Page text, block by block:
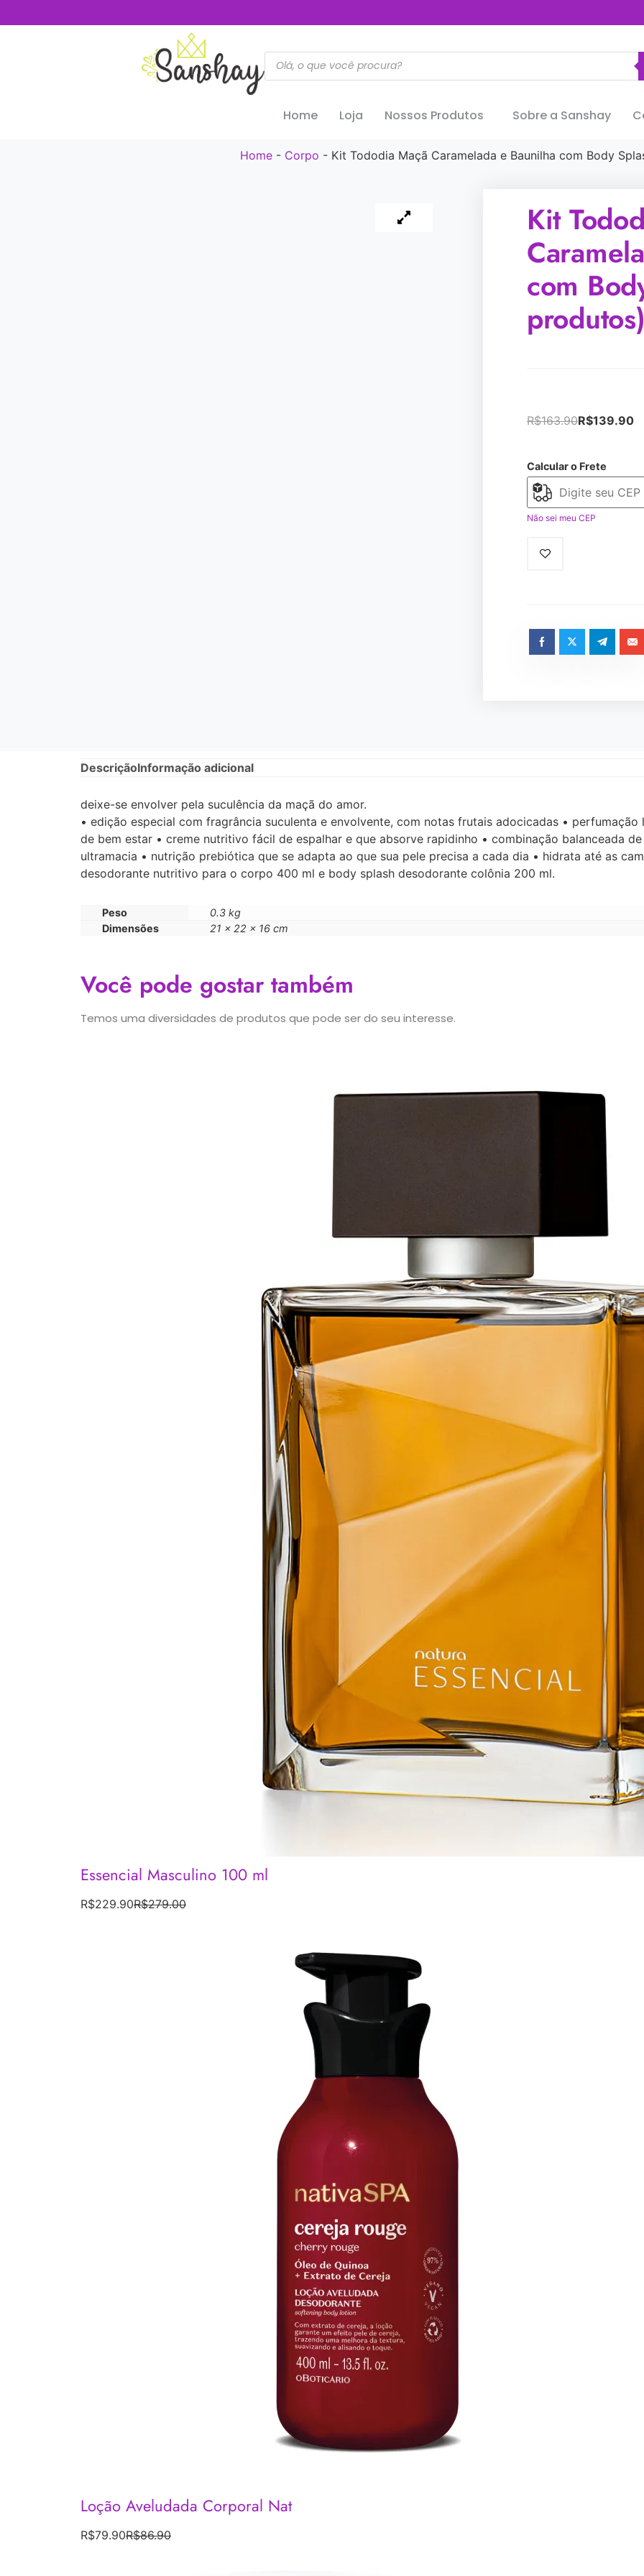
Home Loja Nossos Produtos Sobre a Sanshay
Home- Corpo - Kit Tododia Maçã Caramelada e Baunilha com Body
Kit
com
R$163.90R$139.90
Calcular o Frete
Não sei meu CEP
DescriçãoInformação adicional
deixe-se envolver pela suculência da maçã do amor.
• edição especial com fragrância suculenta e envolvente, com notas frutais adocicadas •
de bem estar • creme nutritivo fácil de espalhar e que absorve rapidinho • combinação balanceada
ultramacia • nutrição prebiótica que se adapta ao que sua pele precisa a cada dia • hidrata até as
desodorante nutritivo para o corpo 400 ml e body splash desodorante colônia 200 ml.
Peso
0.3 kg
Dimensões
21 × 22 × 16 cm
Você pode gostar também
Temos uma diversidades de produtos que pode ser do seu interesse.
Essencial Masculino 100 ml
R$279.00
R$229.90
Loção Aveludada Corporal Nat
R$86.90
R$79.90